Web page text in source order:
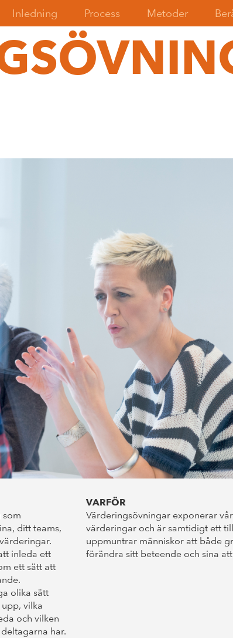
Inledning Process Metoder
som
ditt teams,
inleda ett
ett sätt att
olika sätt
vilka
och vilken
har.
VARFÖR
Värderingsövningar exponerar
värderingar och är samtidigt ett
uppmuntrar människor att både
förändra sitt beteende och sina